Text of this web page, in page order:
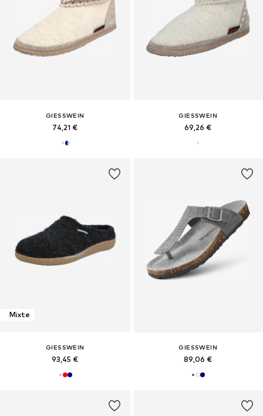
GIESSWEIN
74,21 €
GIESSWEIN
69,26 €
Mixte
GIESSWEIN
93,45 €
GIESSWEIN
89,06 €